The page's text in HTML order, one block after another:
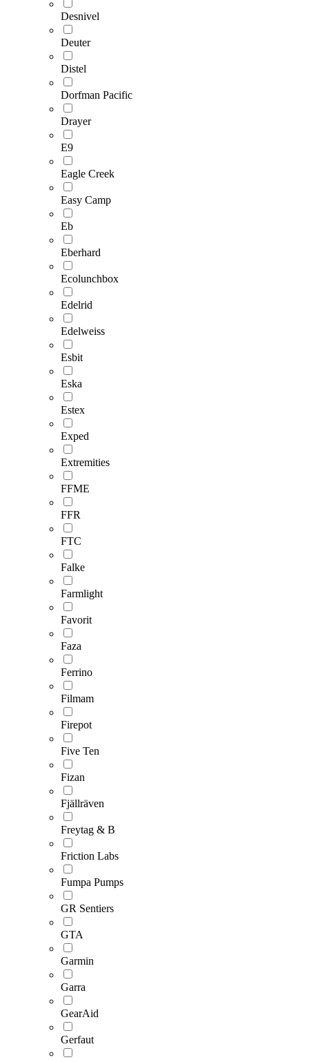
Desnivel
Deuter
Distel
Dorfman Pacific
Drayer
E9
Eagle Creek
Easy Camp
Eb
Eberhard
Ecolunchbox
Edelrid
Edelweiss
Esbit
Eska
Estex
Exped
Extremities
FFME
FFR
FTC
Falke
Farmlight
Favorit
Faza
Ferrino
Filmam
Firepot
Five Ten
Fizan
Fjällräven
Freytag & B
Friction Labs
Fumpa Pumps
GR Sentiers
GTA
Garmin
Garra
GearAid
Gerfaut